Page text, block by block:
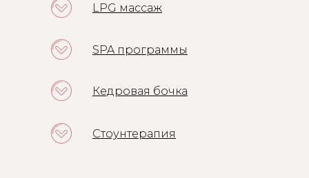
Кедровая бочка
SPA программы
LPG массаж
Стоунтерапия